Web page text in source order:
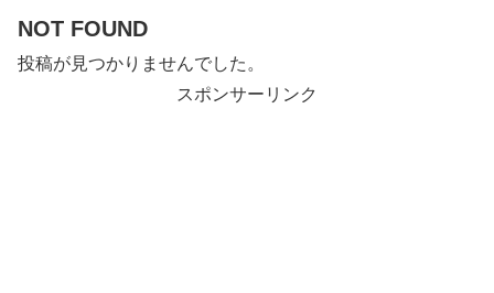
NOT FOUND
投稿が見つかりませんでした。
スポンサーリンク